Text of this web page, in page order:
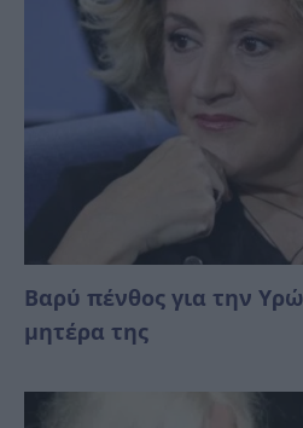
Βαρύ πένθος για την
μητέρα της